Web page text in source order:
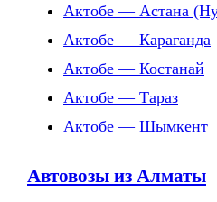
Актобе — Астана
Актобе — Караганда
Актобе — Костанай
Актобе — Тараз
Актобе — Шымкент
Автовозы из Алматы